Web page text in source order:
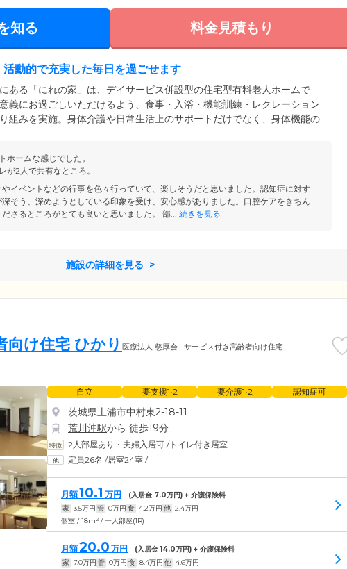
知る 料金見積もり
動的で充実した毎日を過ごせます
ある「にれの家」は、デイサービス併設型の住宅型有料老人ホームで
義にお過ごしいただけるよう、食事・入浴・機能訓練・レクレーション
組みを実施。身体介護や日常生活上のサポートだけでなく、身体機能の
せるよう、スタッフ一同尽力しています。
ホームな感じでした。
が2人で共有なところ。
やイベントなどの行事を色々行っていて、楽しそうだと思いました。認知症に対す
深そう、深めようとしている印象を受け、安心感がありました。口腔ケアをきちん
ださるところがとても良いと思いました。 部...
続きを見る
施設の詳細を見る
向け住宅 ひかり 医療法人 慈厚会 サービス付き高齢者向け住宅
自立 要支援1•2 要介護1•2 認知症可
茨城県土浦市中村東2-18-11
荒川沖駅から 徒歩19分
2人部屋あり・夫婦入居可 /トイレ付き居室
定員26名 /居室24室 /
月額10.1 万円 (入居金 7.0万円) + 介護保険料
家 3.5万円 管 0万円 食 4.2万円 他 2.4万円
個室 / 18m2 / 一人部屋(1R)
月額20.0 万円 (入居金14.0万円) + 介護保険料
家 7.0万円 管 0万円 食 8.4万円 他 4.6万円